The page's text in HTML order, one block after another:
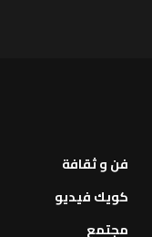
فن و ثقافة
كويك فيديو
مجتمع